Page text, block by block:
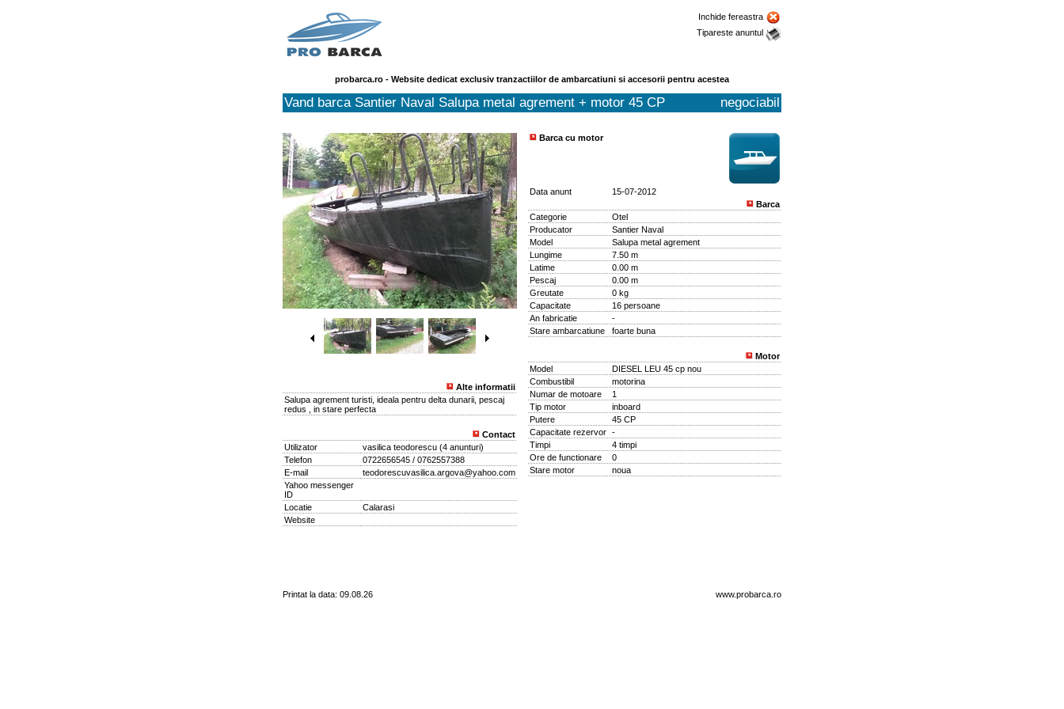
Inchide fereastra
Tipareste anuntul
probarca.ro - Website dedicat exclusiv tranzactiilor de ambarcatiuni si accesorii pentru acestea
Vand barca Santier Naval Salupa metal agrement + motor 45 CP negociabil
Alte informatii
Salupa agrement turisti, ideala pentru delta dunarii, pescaj
redus , in stare perfecta
Contact
Utilizator
vasilica teodorescu (4 anunturi)
Telefon
0722656545 / 0762557388
E-mail
teodorescuvasilica.argova@yahoo.com
Yahoo messenger
ID
Locatie
Calarasi
Website
Barca cu motor
Data anunt
15-07-2012
Barca
Categorie
Otel
Producator
Santier Naval
Model
Salupa metal agrement
Lungime
7.50 m
Latime
0.00 m
Pescaj
0.00 m
Greutate
0 kg
Capacitate
16 persoane
An fabricatie
-
Stare ambarcatiune
foarte buna
Motor
Model
DIESEL LEU 45 cp nou
Combustibil
motorina
Numar de motoare
1
Tip motor
inboard
Putere
45 CP
Capacitate rezervor -
Timpi
4 timpi
Ore de functionare
0
Stare motor
noua
Printat la data: 09.08.26 www.probarca.ro